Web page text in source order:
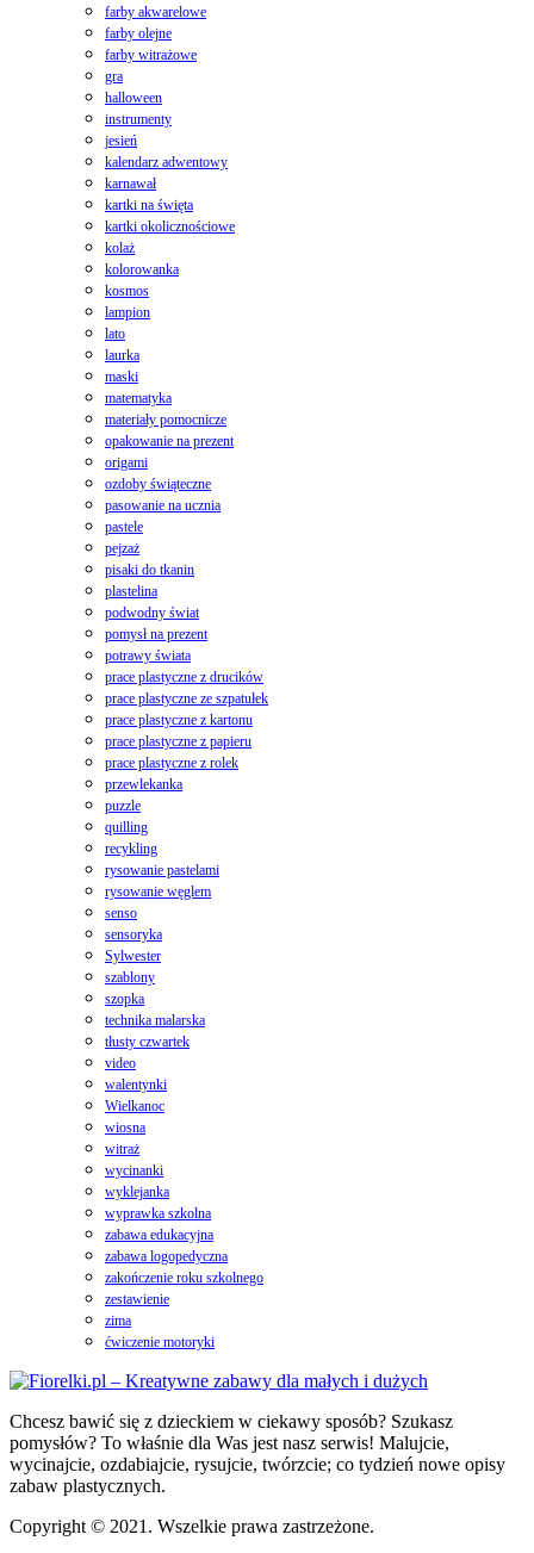
farby akwarelowe
farby olejne
farby witrażowe
gra
halloween
instrumenty
jesień
kalendarz adwentowy
karnawał
kartki na święta
kartki okolicznościowe
kolaż
kolorowanka
kosmos
lampion
lato
laurka
maski
matematyka
materiały pomocnicze
opakowanie na prezent
origami
ozdoby świąteczne
pasowanie na ucznia
pastele
pejzaż
pisaki do tkanin
plastelina
podwodny świat
pomysł na prezent
potrawy świata
prace plastyczne z drucików
prace plastyczne ze szpatułek
prace plastyczne z kartonu
prace plastyczne z papieru
prace plastyczne z rolek
przewlekanka
puzzle
quilling
recykling
rysowanie pastelami
rysowanie węglem
senso
sensoryka
Sylwester
szablony
szopka
technika malarska
tłusty czwartek
video
walentynki
Wielkanoc
wiosna
witraż
wycinanki
wyklejanka
wyprawka szkolna
zabawa edukacyjna
zabawa logopedyczna
zakończenie roku szkolnego
zestawienie
zima
ćwiczenie motoryki
Chcesz bawić się z dzieckiem w ciekawy sposób? Szukasz
pomysłów? To właśnie dla Was jest nasz serwis! Malujcie,
wycinajcie, ozdabiajcie, rysujcie, twórzcie; co tydzień nowe opisy
zabaw plastycznych.
Copyright © 2021. Wszelkie prawa zastrzeżone.